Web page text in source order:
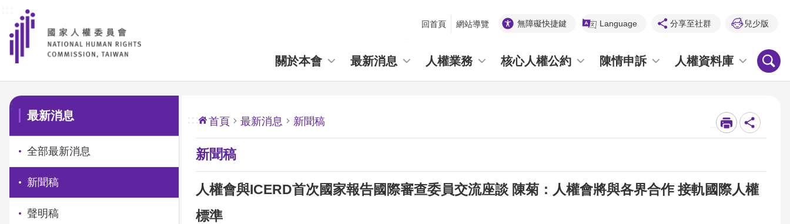
前往主要內容區塊
回首頁 網站導覽 無障礙快捷鍵 Language 分享至社群 兒少版
關於本會 最新消息 人權業務 核心人權公約 陳情申訴 人權資料庫
:::
最新消息
全部最新消息
新聞稿
聲明稿
::: 首頁 最新消息 新聞稿
新聞稿
人權會與ICERD首次國家報告國際審查委員交流座談 陳菊：人權會將與各界合作 接軌國際人權
標準